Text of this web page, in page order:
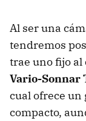
Al ser una
tendremos
trae uno fijo al
Vario-Sonnar
cual ofrece un
compacto,